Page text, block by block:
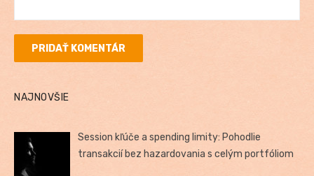
NAJNOVŠIE
Session kľúče a spending limity: Pohodlie
transakcií bez hazardovania s celým portfóliom